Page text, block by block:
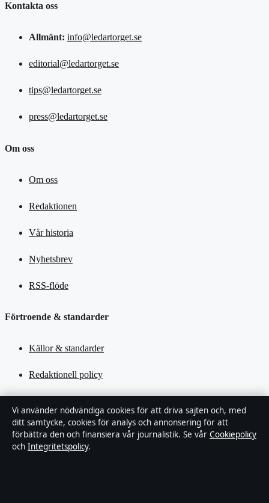
Kontakta oss
Allmänt: info@ledartorget.se
editorial@ledartorget.se
tips@ledartorget.se
press@ledartorget.se
Om oss
Om oss
Redaktionen
Vår historia
Nyhetsbrev
RSS-flöde
Förtroende & standarder
Källor & standarder
Redaktionell policy
Tillgänglighetsredogörelse
Kändisar & integritet
Vi använder nödvändiga cookies för att driva sajten och, med
ditt samtycke, cookies för analys och annonsering för att
förbättra den och finansiera vår journalistik. Se vår Cookiepolicy
och Integritetspolicy.